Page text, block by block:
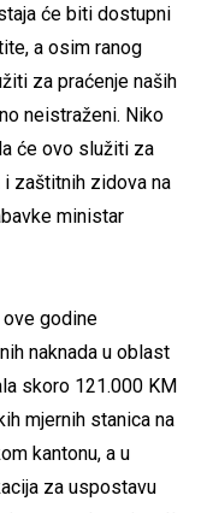
će biti dostupni
a osim ranog
za praćenje naših
neistraženi. Niko
će ovo služiti za
zaštitnih zidova na
ministar
godine
naknada u oblast
skoro 121.000 KM
mjernih stanica na
kantonu, a u
za uspostavu